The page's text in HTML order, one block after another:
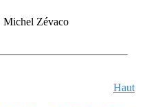
Michel Zévaco
Haut